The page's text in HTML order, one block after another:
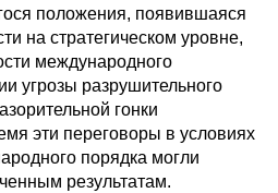
положения, появившаяся
на стратегическом уровне,
международного
угрозы разрушительного
гонки
эти переговоры в условиях
порядка могли
результатам.